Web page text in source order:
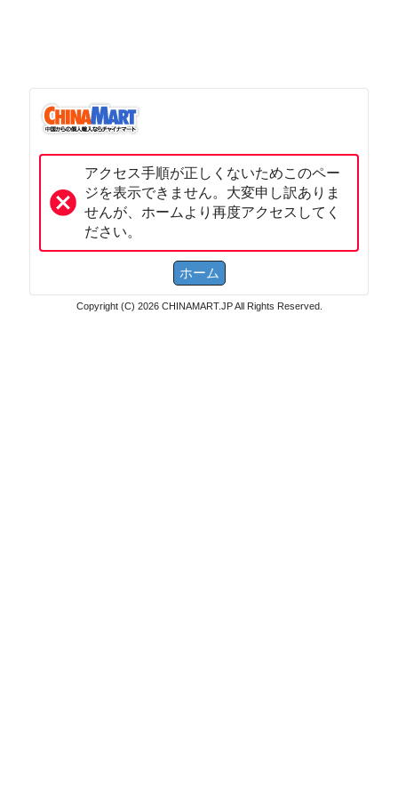
アクセス手順が正しくないためこのペー
ジを表示できません。大変申し訳ありま
せんが、ホームより再度アクセスしてく
ださい。
Copyright (C) 2026 CHINAMART.JP All Rights Reserved.